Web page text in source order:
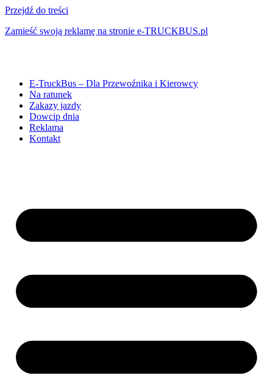
Przejdź do treści
Zamieść swoją reklamę na stronie e-TRUCKBUS.pl
E-TruckBus – Dla Przewoźnika i Kierowcy
Na ratunek
Zakazy jazdy
Dowcip dnia
Reklama
Kontakt